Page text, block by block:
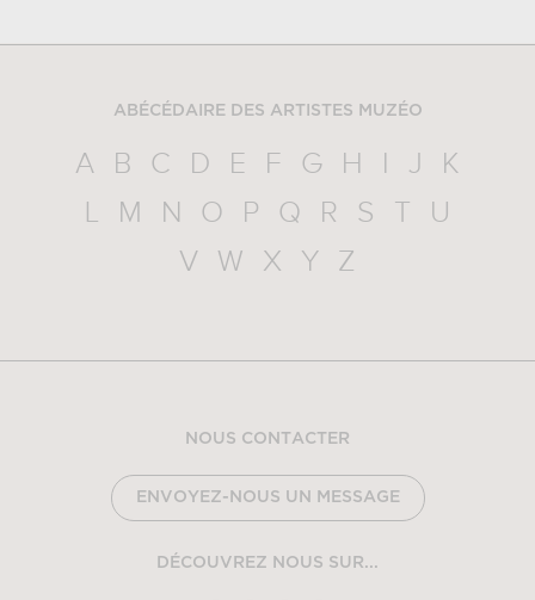
ABÉCÉDAIRE DES ARTISTES MUZÉO
A B C D E F G H I J
K
L
M N O P Q R S T
U
V
W X Y Z
NOUS CONTACTER
ENVOYEZ-NOUS UN MESSAGE
DÉCOUVREZ NOUS SUR...